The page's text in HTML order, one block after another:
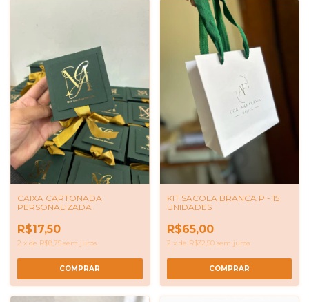
CAIXA CARTONADA
PERSONALIZADA
R$17,50
2 x de R$8,75 sem juros
COMPRAR
KIT SACOLA BRANCA P - 15
UNIDADES
R$65,00
2 x de R$32,50 sem juros
COMPRAR